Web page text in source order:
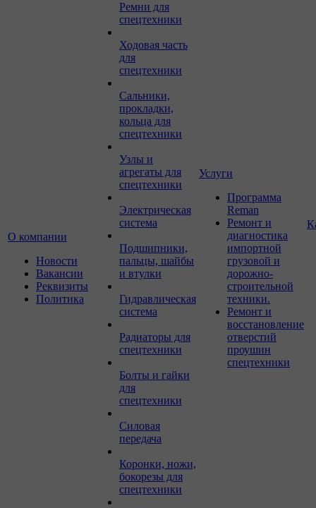
О компании
Новости
Вакансии
Реквизиты
Политика
Ремни для
спецтехники
Ходовая часть
для
спецтехники
Сальники,
прокладки,
кольца для
спецтехники
Узлы и
агрегаты для
спецтехники
Электрическая
система
Подшипники,
пальцы, шайбы
и втулки
Гидравлическая
система
Радиаторы для
спецтехники
Болты и гайки
для
спецтехники
Силовая
передача
Коронки, ножи,
бокорезы для
спецтехники
Услуги
Программа
Reman
Ремонт и
диагностика
импортной
грузовой и
дорожно-
строительной
техники.
Ремонт и
восстановление
отверстий
проушин
спецтехники